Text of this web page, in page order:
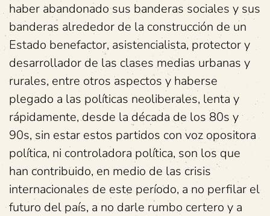
haber abandonado sus banderas sociales y sus
banderas alrededor de la construcción de un
Estado benefactor, asistencialista, protector y
desarrollador de las clases medias urbanas y
rurales, entre otros aspectos y haberse
plegado a las políticas neoliberales, lenta y
rápidamente, desde la década de los 80s y
90s, sin estar estos partidos con voz opositora
política, ni controladora política, son los que
han contribuido, en medio de las crisis
internacionales de este período, a no perfilar el
futuro del país, a no darle rumbo certero y a